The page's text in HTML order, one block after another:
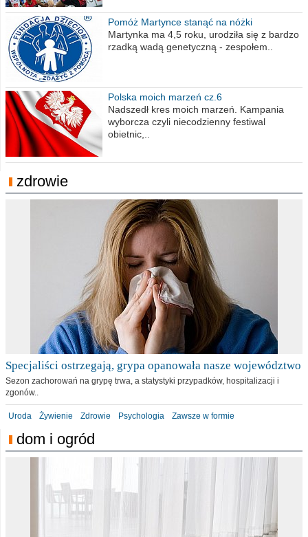
Pomóż Martynce stanąć na nóżki
Martynka ma 4,5 roku, urodziła się z bardzo
rzadką wadą genetyczną - zespołem..
Polska moich marzeń cz.6
Nadszedł kres moich marzeń. Kampania
wyborcza czyli niecodzienny festiwal
obietnic,..
zdrowie
Specjaliści ostrzegają, grypa opanowała nasze województwo
Sezon zachorowań na grypę trwa, a statystyki przypadków, hospitalizacji i
zgonów..
Uroda Żywienie Zdrowie Psychologia Zawsze w formie
dom i ogród